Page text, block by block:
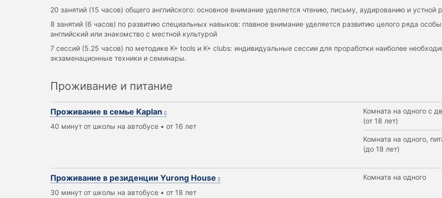
20 занятий (15 часов) общего английского: основное внимание уделяется чтению, письму, аудированию и устной
8 занятий (6 часов) по развитию специальных навыков: главное внимание уделяется развитию целого ряда
английский или знакомство с местной культурой
7 сессий (5.25 часов) по методике K+ tools и K+ clubs: индивидуальные сессии для проработки наиболее
экзаменационные техники и семинары.
Проживание и питание
Проживание в семье Kaplan
40 минут от школы на автобусе • от 16 лет
Комната на одного с
(от 18 лет)
Комната на одного,
(до 18 лет)
Проживание в резиденции Yurong House
30 минут от школы на автобусе • от 18 лет
Комната на одного